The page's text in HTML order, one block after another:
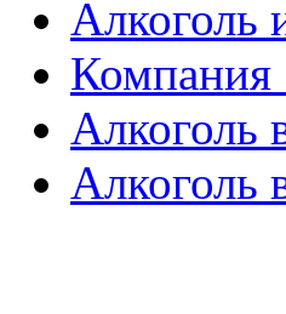
Алкоголь
Компания
Алкоголь
Алкоголь